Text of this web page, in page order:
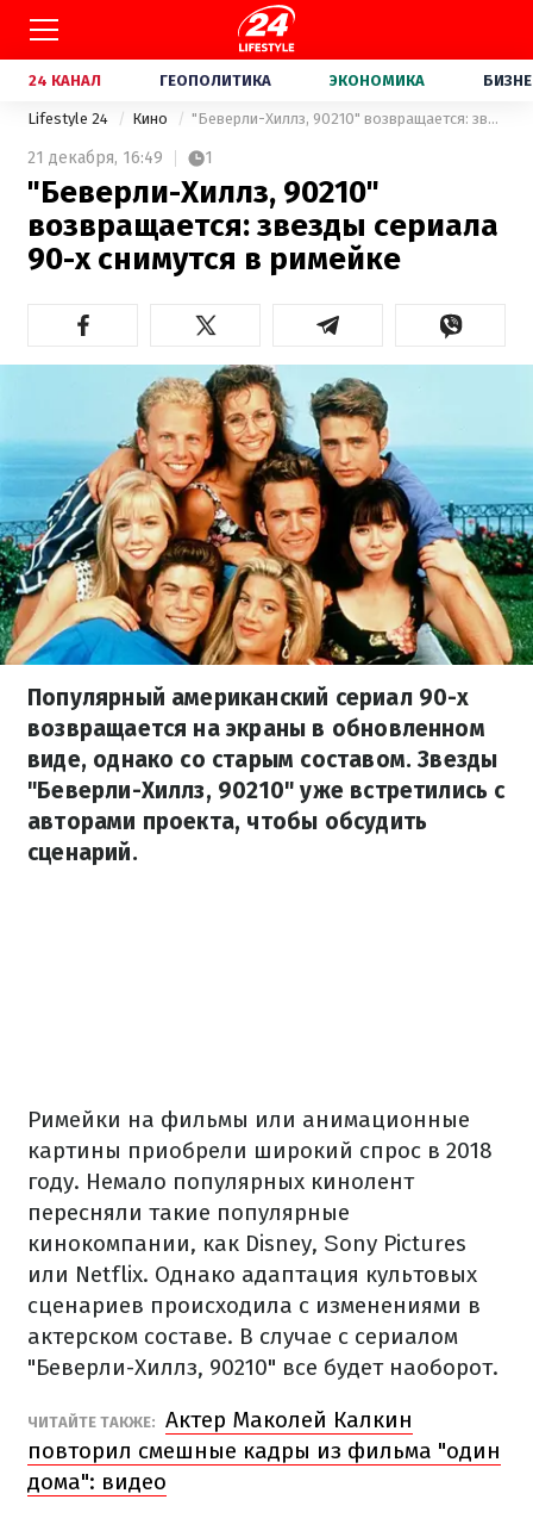
24 КАНАЛ ГЕОПОЛИТИКА ЭКОНОМИКА
Lifestyle 24 Кино "Беверли-Хиллз, 90210" возвращается: звезды сериала 90-х снимутся в римейке
21 декабря, 16:49 1
"Беверли-Хиллз, 90210"
возвращается: звезды сериала
90-х снимутся в римейке
Популярный американский сериал 90-х
возвращается на экраны в обновленном
виде, однако со старым составом. Звезды
"Беверли-Хиллз, 90210" уже встретились с
авторами проекта, чтобы обсудить
сценарий.
Римейки на фильмы или анимационные
картины приобрели широкий спрос в 2018
году. Немало популярных кинолент
пересняли такие популярные
кинокомпании, как Disney, Ѕоnу Pictures
или Netflix. Однако адаптация культовых
сценариев происходила с изменениями в
актерском составе. В случае с сериалом
"Беверли-Хиллз, 90210" все будет наоборот.
ЧИТАЙТЕ ТАКЖЕ: Актер Маколей Калкин
повторил смешные кадры из фильма "один
дома": видео